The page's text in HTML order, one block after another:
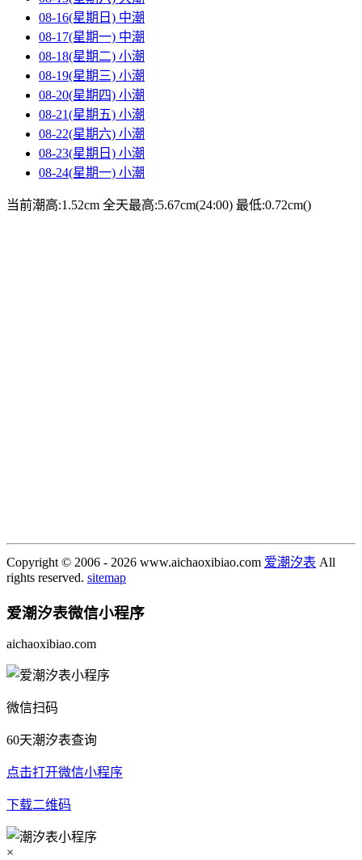
08-16(星期日) 中潮
08-17(星期一) 中潮
08-18(星期二) 小潮
08-19(星期三) 小潮
08-20(星期四) 小潮
08-21(星期五) 小潮
08-22(星期六) 小潮
08-23(星期日) 小潮
08-24(星期一) 小潮
当前潮高:1.52cm 全天最高:5.67cm(24:00) 最低:0.72cm()
Copyright © 2006 - 2026 www.aichaoxibiao.com 爱潮汐表 All
rights reserved. sitemap
爱潮汐表微信小程序
aichaoxibiao.com
微信扫码
60天潮汐表查询
点击打开微信小程序
下载二维码
×